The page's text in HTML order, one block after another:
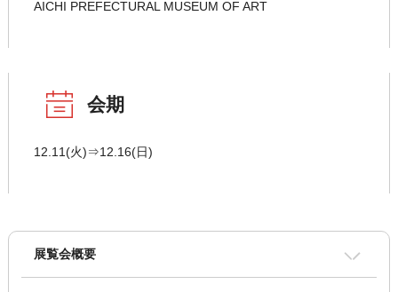
AICHI PREFECTURAL MUSEUM OF ART
会期
12.11(火)⇒12.16(日)
展覧会概要